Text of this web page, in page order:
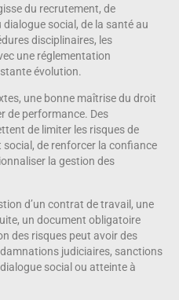
du recrutement, de
social, de la santé au
disciplinaires, les
une réglementation
évolution.
une bonne maîtrise du droit
de performance. Des
de limiter les risques de
social, de renforcer la confiance
la gestion des
d’un contrat de travail, une
un document obligatoire
des risques peut avoir des
judiciaires, sanctions
social ou atteinte à